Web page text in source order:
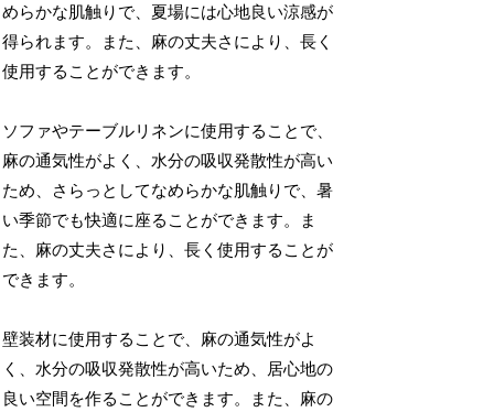
めらかな肌触りで、夏場には心地良い涼感が
得られます。また、麻の丈夫さにより、長く
使用することができます。
ソファやテーブルリネンに使用することで、
麻の通気性がよく、水分の吸収発散性が高い
ため、さらっとしてなめらかな肌触りで、暑
い季節でも快適に座ることができます。ま
た、麻の丈夫さにより、長く使用することが
できます。
壁装材に使用することで、麻の通気性がよ
く、水分の吸収発散性が高いため、居心地の
良い空間を作ることができます。また、麻の